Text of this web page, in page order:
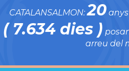
CATALANSALMON:20 anys
( 7.634 dies )
arreu del